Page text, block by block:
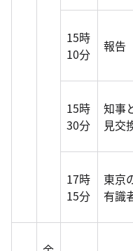
15時
10分
報告
15時
30分
知事
見交
17時
15分
東京
有識